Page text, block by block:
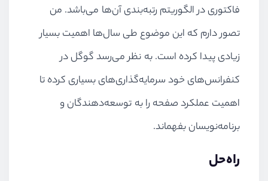
فاکتوری در الگوریتم رتبه‌بندی آن‌ها می‌باشد. من
تصور دارم که این موضوع طی سال‌ها اهمیت بسیار
زیادی پیدا کرده است. به نظر می‌رسد گوگل در
کنفرانس‌های خود سرمایه‌گذاری‌های بسیاری کرده تا
اهمیت عملکرد صفحه را به توسعه‌دهندگان و
برنامه‌نویسان بفهماند.
راه‌حل